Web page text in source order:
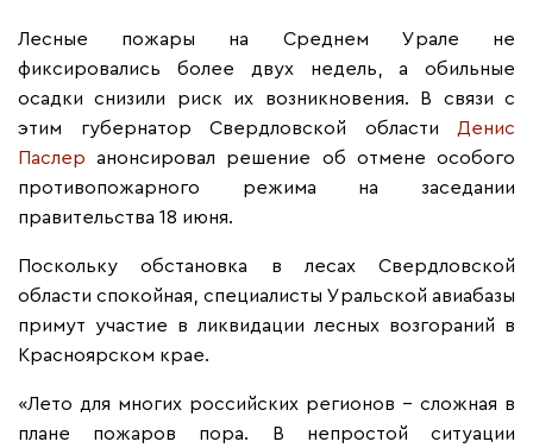
Лесные пожары на Среднем Урале не
фиксировались более двух недель, а обильные
осадки снизили риск их возникновения. В связи с
этим губернатор Свердловской области Денис
Паслер анонсировал решение об отмене особого
противопожарного режима на заседании
правительства 18 июня.
Поскольку обстановка в лесах Свердловской
области спокойная, специалисты Уральской авиабазы
примут участие в ликвидации лесных возгораний в
Красноярском крае.
«Лето для многих российских регионов - сложная в
плане пожаров пора. В непростой ситуации